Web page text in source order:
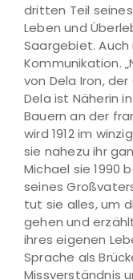
dritten Teil
Leben und
Saargebiet.
Kommunikation.
von Dela Iron,
Dela ist Näherin
Bauern an der
wird 1912 im
sie nahezu ihr
Michael sie 1990
seines
tut sie alles, um
gehen und
ihres eigenen
Sprache als
Missverständnis